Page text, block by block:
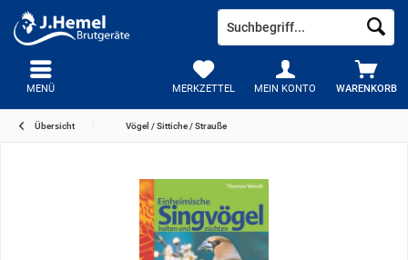
WARENKORB
MERKZETTEL MEIN KONTO
MENÜ
Übersicht Vögel / Sittiche / Strauße